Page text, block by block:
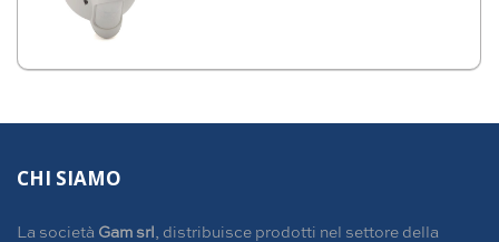
CHI SIAMO
La società Gam srl , distribuisce prodotti nel settore della